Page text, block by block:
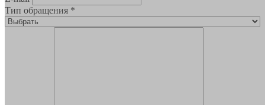
Тип обращения *